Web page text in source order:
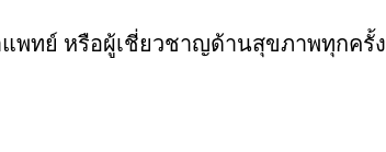
พทย์ หรือผู้เชี่ยวชาญด้านสุขภาพทุกครั้ง